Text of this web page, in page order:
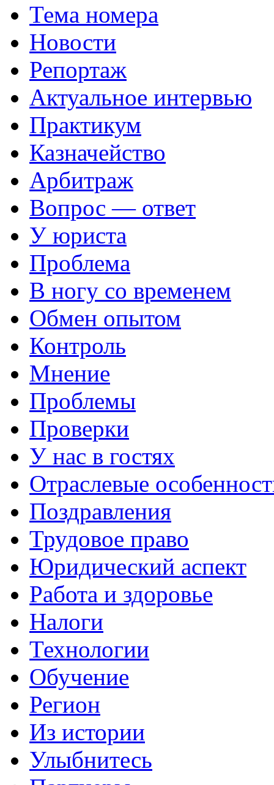
Тема номера
Новости
Репортаж
Актуальное интервью
Практикум
Казначейство
Арбитраж
Вопрос — ответ
У юриста
Проблема
В ногу со временем
Обмен опытом
Контроль
Мнение
Проблемы
Проверки
У нас в гостях
Отраслевые
Поздравления
Трудовое право
Юридический аспект
Работа и здоровье
Налоги
Технологии
Обучение
Регион
Из истории
Улыбнитесь